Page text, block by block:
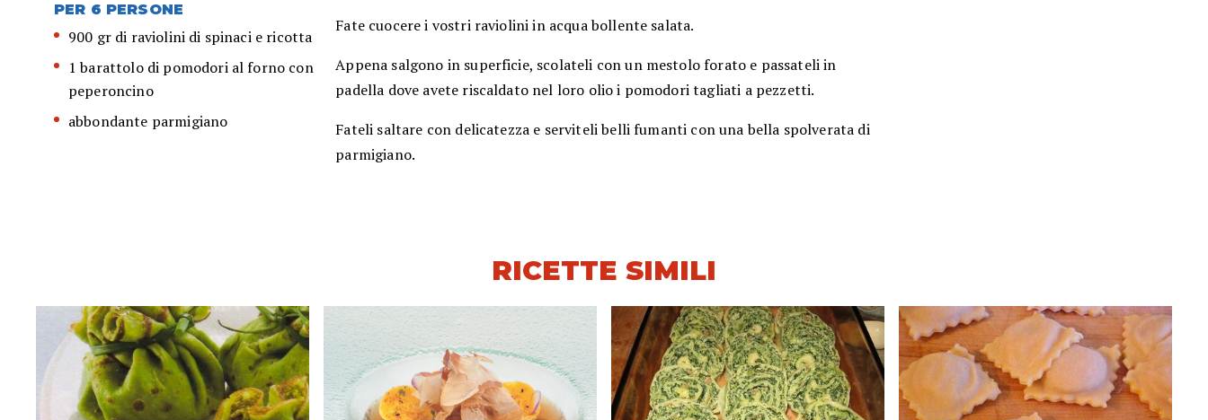
PER 6 PERSONE
900 gr di raviolini di spinaci e ricotta
1 barattolo di pomodori al forno con
peperoncino
abbondante parmigiano
Fate cuocere i vostri raviolini in acqua bollente salata.
Appena salgono in superficie, scolateli con un mestolo forato e passateli in
padella dove avete riscaldato nel loro olio i pomodori tagliati a pezzetti.
Fateli saltare con delicatezza e serviteli belli fumanti con una bella spolverata di
parmigiano.
RICETTE SIMILI